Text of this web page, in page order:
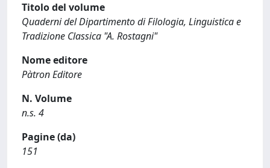
Titolo del volume
Quaderni del Dipartimento di Filologia, Linguistica e
Tradizione Classica "A. Rostagni"
Nome editore
Pàtron Editore
N. Volume
n.s. 4
Pagine (da)
151